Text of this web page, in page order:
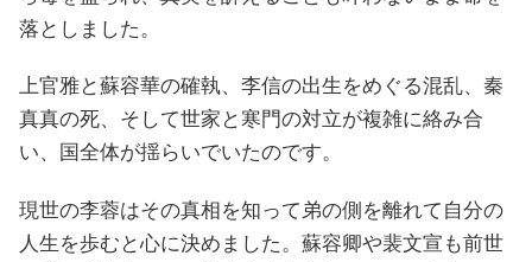
落としました。
上官雅と蘇容華の確執、李信の出生をめぐる混乱、秦
真真の死、そして世家と寒門の対立が複雑に絡み合
い、国全体が揺らいでいたのです。
現世の李蓉はその真相を知って弟の側を離れて自分の
人生を歩むと心に決めました。蘇容卿や裴文宣も前世